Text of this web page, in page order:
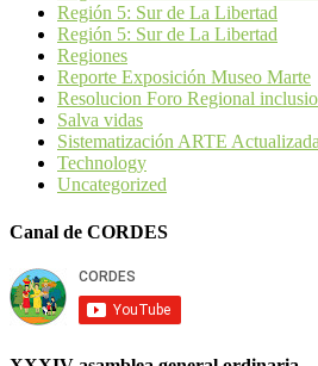
Región 5: Sur de La Libertad
Región 5: Sur de La Libertad
Regiones
Reporte Exposición Museo Marte
Resolucion Foro Regional
Salva vidas
Sistematización ARTE
Technology
Uncategorized
Canal de CORDES